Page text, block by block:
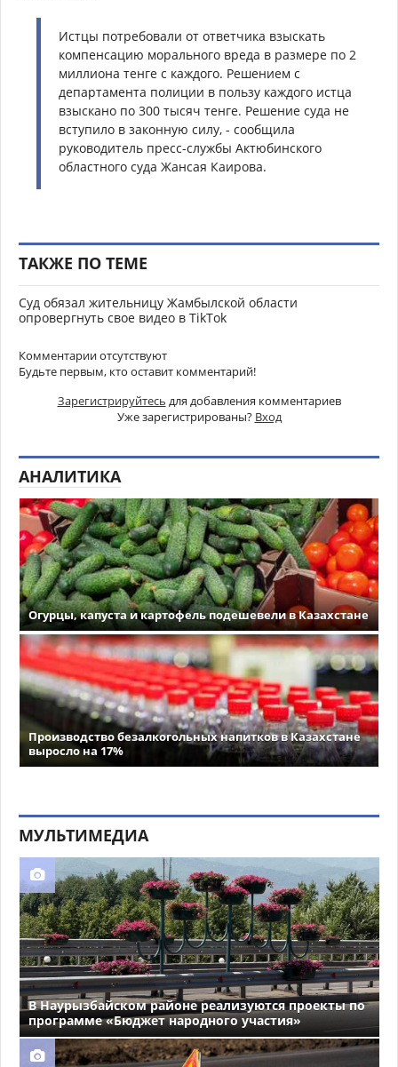
Истцы потребовали от ответчика взыскать
компенсацию морального вреда в размере по 2
миллиона тенге с каждого. Решением с
департамента полиции в пользу каждого истца
взыскано по 300 тысяч тенге. Решение суда не
вступило в законную силу, - сообщила
руководитель пресс-службы Актюбинского
областного суда Жансая Каирова.
ТАКЖЕ ПО ТЕМЕ
Суд обязал жительницу Жамбылской области
опровергнуть свое видео в TikTok
Комментарии отсутствуют
Будьте первым, кто оставит комментарий!
Зарегистрируйтесь для добавления комментариев
Уже зарегистрированы? Вход
АНАЛИТИКА
Огурцы, капуста и картофель подешевели в Казахстане
Производство безалкогольных напитков в Казахстане
выросло на 17%
МУЛЬТИМЕДИА
В Наурызбайском районе реализуются проекты по
программе «Бюджет народного участия»